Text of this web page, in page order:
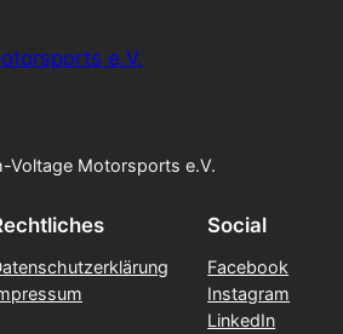
e.V.
Voltage Motorsports e.V.
Social
Facebook
Instagram
LinkedIn